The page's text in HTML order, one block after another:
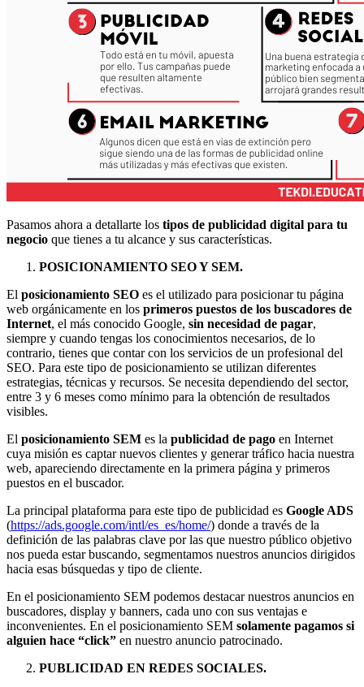
Pasamos ahora a detallarte los tipos de publicidad digital para tu
negocio que tienes a tu alcance y sus características.
POSICIONAMIENTO SEO Y SEM.
El posicionamiento SEO es el utilizado para posicionar tu página
web orgánicamente en los primeros puestos de los buscadores de
Internet, el más conocido Google, sin necesidad de pagar,
siempre y cuando tengas los conocimientos necesarios, de lo
contrario, tienes que contar con los servicios de un profesional del
SEO. Para este tipo de posicionamiento se utilizan diferentes
estrategias, técnicas y recursos. Se necesita dependiendo del sector,
entre 3 y 6 meses como mínimo para la obtención de resultados
visibles.
El posicionamiento SEM es la publicidad de pago en Internet
cuya misión es captar nuevos clientes y generar tráfico hacia nuestra
web, apareciendo directamente en la primera página y primeros
puestos en el buscador.
La principal plataforma para este tipo de publicidad es Google ADS
(https://ads.google.com/intl/es_es/home/) donde a través de la
definición de las palabras clave por las que nuestro público objetivo
nos pueda estar buscando, segmentamos nuestros anuncios dirigidos
hacia esas búsquedas y tipo de cliente.
En el posicionamiento SEM podemos destacar nuestros anuncios en
buscadores, display y banners, cada uno con sus ventajas e
inconvenientes. En el posicionamiento SEM solamente pagamos si
alguien hace “click” en nuestro anuncio patrocinado.
PUBLICIDAD EN REDES SOCIALES.